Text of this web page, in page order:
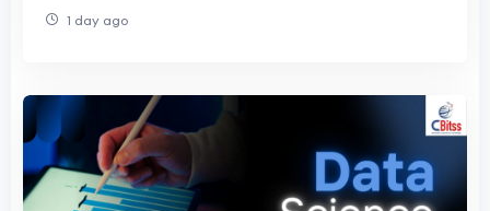
1 day ago